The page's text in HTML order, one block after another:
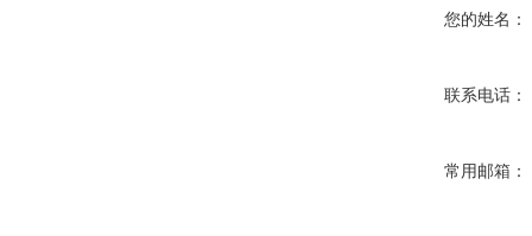
您的姓名：
联系电话：
常用邮箱：